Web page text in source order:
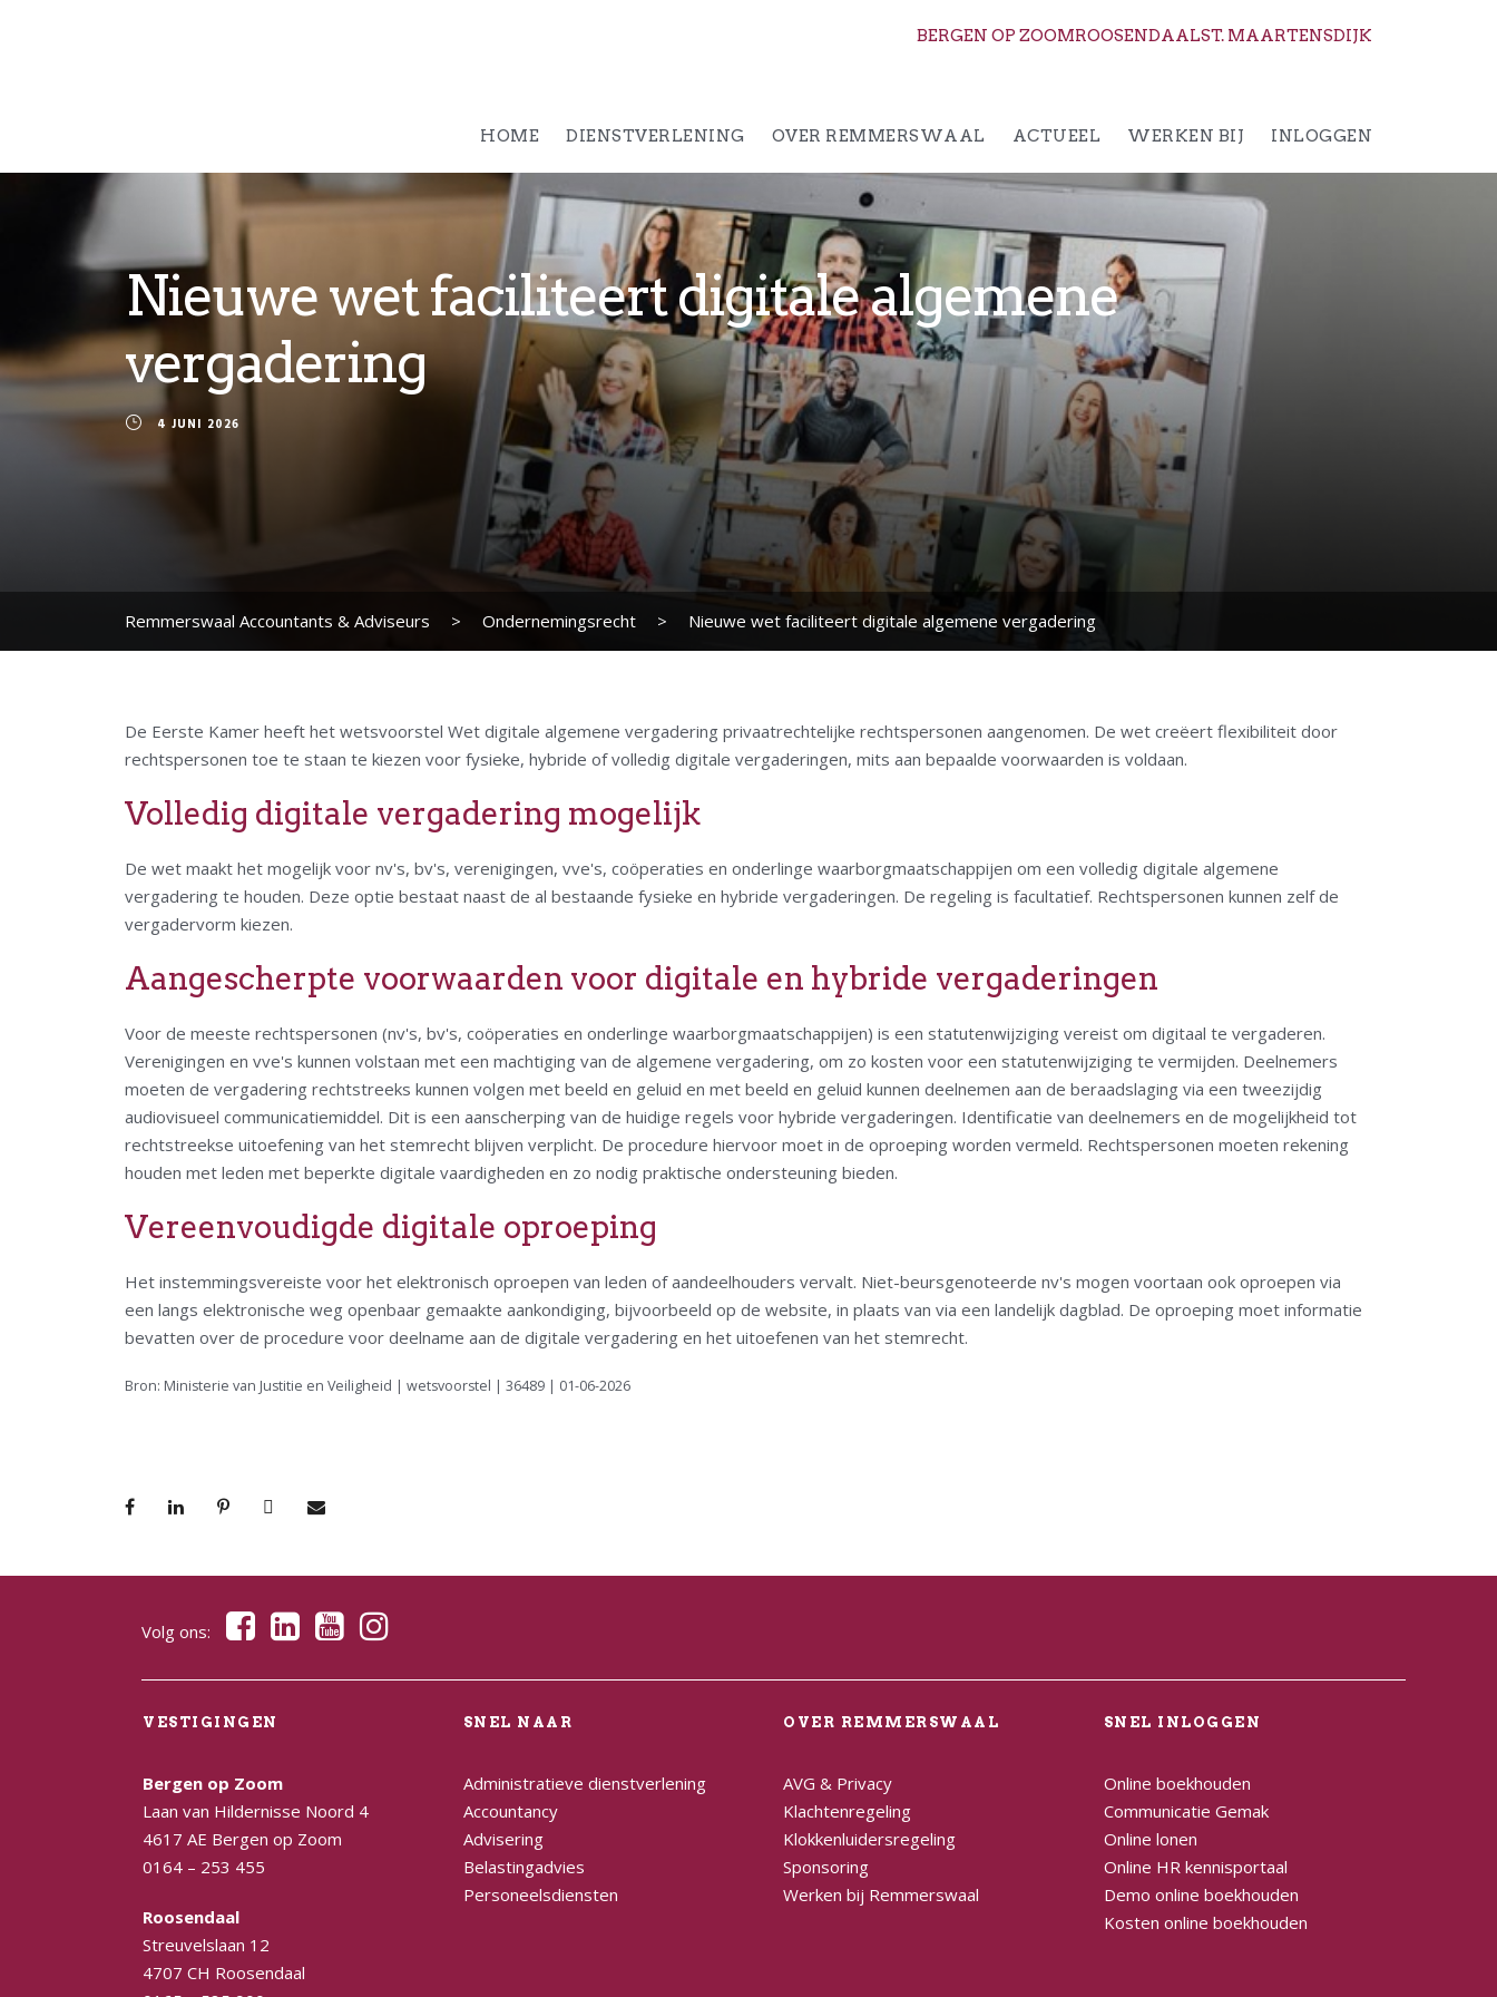
BERGEN OP ZOOMROOSENDAALST. MAARTENSDIJK
HOME DIENSTVERLENING OVER REMMERSWAAL ACTUEEL WERKEN BIJ INLOGGEN
Nieuwe wet faciliteert digitale algemene
vergadering
4 JUNI 2026
Remmerswaal Accountants & Adviseurs > Ondernemingsrecht > Nieuwe wet faciliteert digitale algemene vergadering
De Eerste Kamer heeft het wetsvoorstel Wet digitale algemene vergadering privaatrechtelijke rechtspersonen aangenomen. De wet creëert flexibiliteit door
rechtspersonen toe te staan te kiezen voor fysieke, hybride of volledig digitale vergaderingen, mits aan bepaalde voorwaarden is voldaan.
Volledig digitale vergadering mogelijk
De wet maakt het mogelijk voor nv's, bv's, verenigingen, vve's, coöperaties en onderlinge waarborgmaatschappijen om een volledig digitale algemene
vergadering te houden. Deze optie bestaat naast de al bestaande fysieke en hybride vergaderingen. De regeling is facultatief. Rechtspersonen kunnen zelf de
vergadervorm kiezen.
Aangescherpte voorwaarden voor digitale en hybride vergaderingen
Voor de meeste rechtspersonen (nv's, bv's, coöperaties en onderlinge waarborgmaatschappijen) is een statutenwijziging vereist om digitaal te vergaderen.
Verenigingen en vve's kunnen volstaan met een machtiging van de algemene vergadering, om zo kosten voor een statutenwijziging te vermijden. Deelnemers
moeten de vergadering rechtstreeks kunnen volgen met beeld en geluid en met beeld en geluid kunnen deelnemen aan de beraadslaging via een tweezijdig
audiovisueel communicatiemiddel. Dit is een aanscherping van de huidige regels voor hybride vergaderingen. Identificatie van deelnemers en de mogelijkheid tot
rechtstreekse uitoefening van het stemrecht blijven verplicht. De procedure hiervoor moet in de oproeping worden vermeld. Rechtspersonen moeten rekening
houden met leden met beperkte digitale vaardigheden en zo nodig praktische ondersteuning bieden.
Vereenvoudigde digitale oproeping
Het instemmingsvereiste voor het elektronisch oproepen van leden of aandeelhouders vervalt. Niet-beursgenoteerde nv's mogen voortaan ook oproepen via
een langs elektronische weg openbaar gemaakte aankondiging, bijvoorbeeld op de website, in plaats van via een landelijk dagblad. De oproeping moet informatie
bevatten over de procedure voor deelname aan de digitale vergadering en het uitoefenen van het stemrecht.
Bron: Ministerie van Justitie en Veiligheid | wetsvoorstel | 36489 | 01-06-2026
Volg ons:
VESTIGINGEN
Bergen op Zoom
Laan van Hildernisse Noord 4
4617 AE Bergen op Zoom
0164 – 253 455
Roosendaal
Streuvelslaan 12
4707 CH Roosendaal
SNEL NAAR
Administratieve dienstverlening
Accountancy
Advisering
Belastingadvies
Personeelsdiensten
OVER REMMERSWAAL
AVG & Privacy
Klachtenregeling
Klokkenluidersregeling
Sponsoring
Werken bij Remmerswaal
SNEL INLOGGEN
Online boekhouden
Communicatie Gemak
Online lonen
Online HR kennisportaal
Demo online boekhouden
Kosten online boekhouden